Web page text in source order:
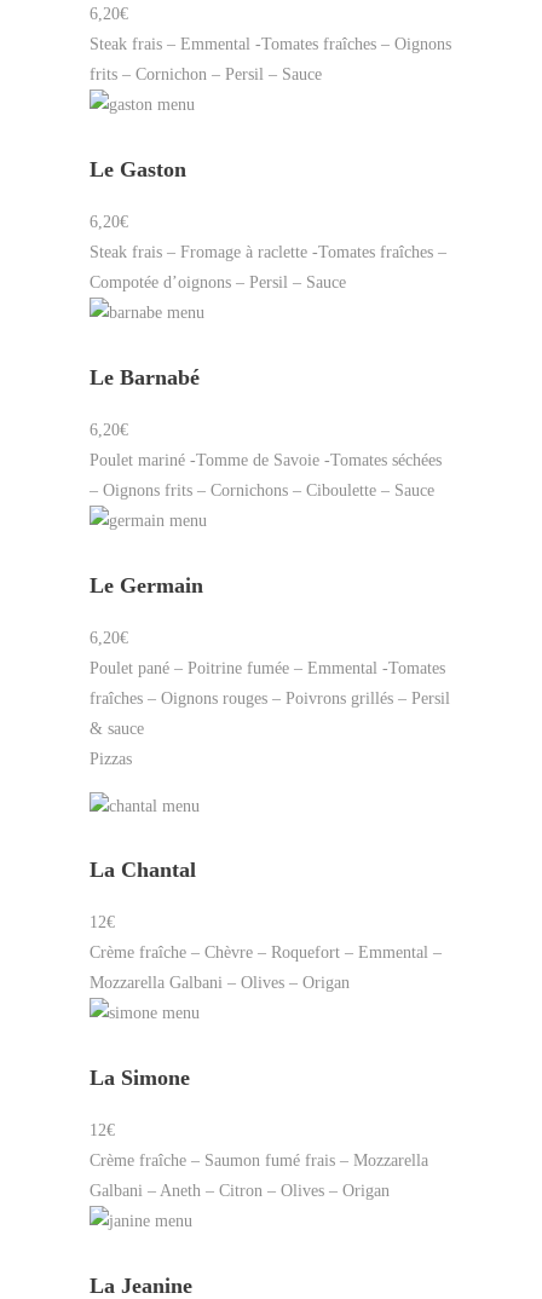
6,20€
Steak frais – Emmental -Tomates fraîches – Oignons
frits – Cornichon – Persil – Sauce
Le Gaston
6,20€
Steak frais – Fromage à raclette -Tomates fraîches –
Compotée d’oignons – Persil – Sauce
Le Barnabé
6,20€
Poulet mariné -Tomme de Savoie -Tomates séchées
– Oignons frits – Cornichons – Ciboulette – Sauce
Le Germain
6,20€
Poulet pané – Poitrine fumée – Emmental -Tomates
fraîches – Oignons rouges – Poivrons grillés – Persil
& sauce
Pizzas
La Chantal
12€
Crème fraîche – Chèvre – Roquefort – Emmental –
Mozzarella Galbani – Olives – Origan
La Simone
12€
Crème fraîche – Saumon fumé frais – Mozzarella
Galbani – Aneth – Citron – Olives – Origan
La Jeanine